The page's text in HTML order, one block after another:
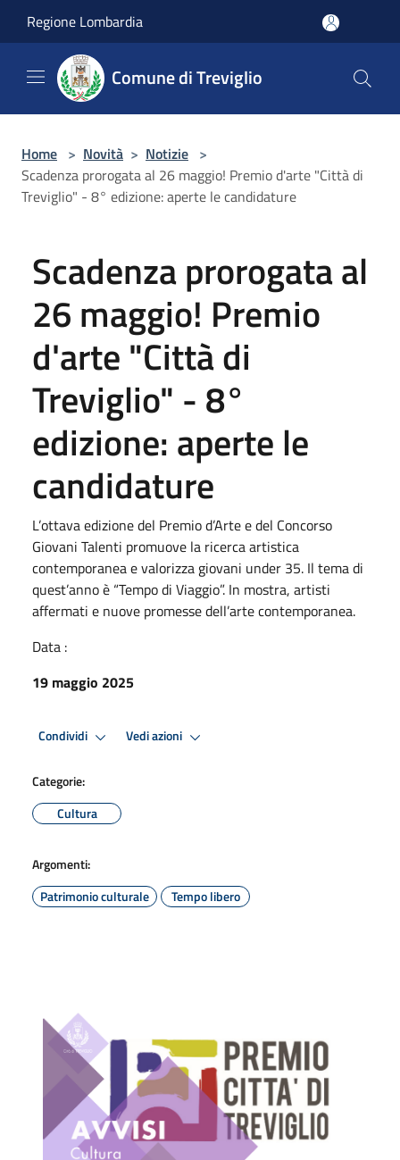
Regione Lombardia
Comune di Treviglio
Home > Novità > Notizie >
Scadenza prorogata al 26 maggio! Premio d'arte "Città di
Treviglio" - 8° edizione: aperte le candidature
Scadenza prorogata al
26 maggio! Premio
d'arte "Città di
Treviglio" - 8°
edizione: aperte le
candidature
L’ottava edizione del Premio d’Arte e del Concorso
Giovani Talenti promuove la ricerca artistica
contemporanea e valorizza giovani under 35. Il tema di
quest’anno è “Tempo di Viaggio”. In mostra, artisti
affermati e nuove promesse dell’arte contemporanea.
Data :
19 maggio 2025
Condividi Vedi azioni
Categorie:
Cultura
Argomenti:
Patrimonio culturale
Tempo libero